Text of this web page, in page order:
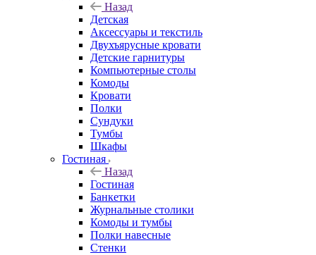
Назад
Детская
Аксессуары и текстиль
Двухъярусные кровати
Детские гарнитуры
Компьютерные столы
Комоды
Кровати
Полки
Сундуки
Тумбы
Шкафы
Гостиная
Назад
Гостиная
Банкетки
Журнальные столики
Комоды и тумбы
Полки навесные
Стенки